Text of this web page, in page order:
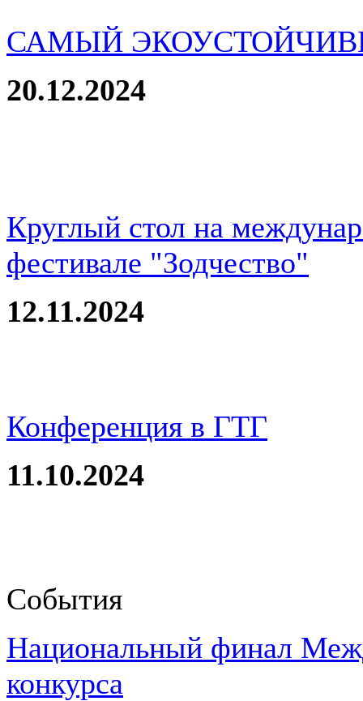
САМЫЙ
20.12.2024
Круглый стол на
фестивале "Зодчество"
12.11.2024
Конференция в ГТГ
11.10.2024
События
Национальный финал
конкурса